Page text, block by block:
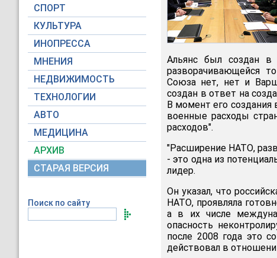
СПОРТ
КУЛЬТУРА
ИНОПРЕССА
МНЕНИЯ
НЕДВИЖИМОСТЬ
ТЕХНОЛОГИИ
АВТО
МЕДИЦИНА
АРХИВ
СТАРАЯ ВЕРСИЯ
Поиск по сайту
Альянс был создан в
разворачивающейся
Союза нет, нет и
создан в ответ на
В момент его создания
военные расходы
расходов".
"Расширение НАТО,
- это одна из
лидер.
Он указал, что
НАТО, проявляла
а в их числе
опасность
после 2008 года это
действовал в